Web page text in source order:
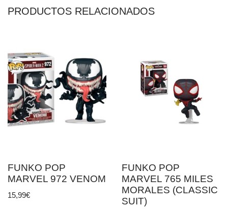
PRODUCTOS RELACIONADOS
FUNKO POP
MARVEL 972 VENOM
15,99€
FUNKO POP
MARVEL 765 MILES
MORALES (CLASSIC
SUIT)